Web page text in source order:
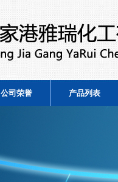
公司荣誉 产品列表